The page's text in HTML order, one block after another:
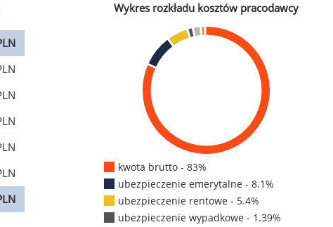
Wykres rozkładu kosztów pracodawcy
kwota brutto - 83%
ubezpieczenie emerytalne - 8.1%
ubezpieczenie rentowe - 5.4%
ubezpieczenie wypadkowe - 1.39%